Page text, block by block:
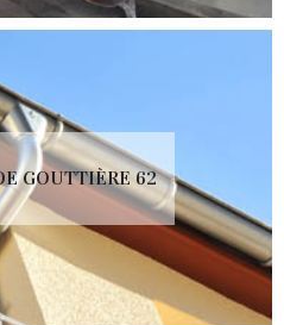
GOUTTIÈRE 62